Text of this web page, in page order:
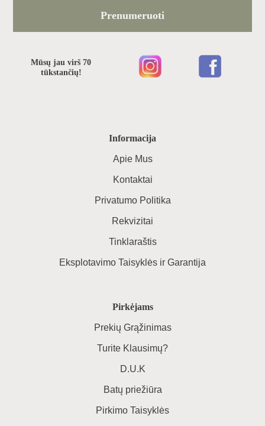
Informacija
Apie Mus
Kontaktai
Privatumo Politika
Rekvizitai
Tinklaraštis
Eksplotavimo Taisyklės ir Garantija
Pirkėjams
Prekių Grąžinimas
Turite Klausimų?
D.U.K
Batų priežiūra
Pirkimo Taisyklės
Prenumeruoti
Mūsų jau virš 70
tūkstančių!